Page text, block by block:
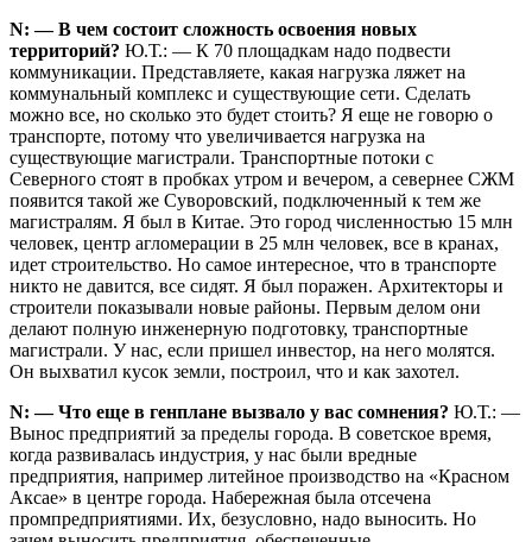
N: — В чем состоит сложность освоения новых
территорий? Ю.Т.: — К 70 площадкам надо подвести
коммуникации. Представляете, какая нагрузка ляжет на
коммунальный комплекс и существующие сети. Сделать
можно все, но сколько это будет стоить? Я еще не говорю о
транспорте, потому что увеличивается нагрузка на
существующие магистрали. Транспортные потоки с
Северного стоят в пробках утром и вечером, а севернее СЖМ
появится такой же Суворовский, подключенный к тем же
магист­ралям. Я был в Китае. Это город численностью 15 млн
человек, центр агломерации в 25 млн человек, все в кранах,
идет строительство. Но самое интересное, что в транспорте
никто не давится, все сидят. Я был поражен. Архитекторы и
строители показывали новые районы. Первым делом они
делают полную инженерную подготовку, транспортные
магистрали. У нас, если пришел инвестор, на него молятся.
Он выхватил кусок земли, построил, что и как захотел.
N: — Что еще в генплане вызвало у вас сомнения? Ю.Т.: —
Вынос предприятий за пределы города. В советское время,
когда развивалась индустрия, у нас были вредные
предприятия, например литейное производство на «Красном
Аксае» в центре города. Набережная была отсечена
промпредприятиями. Их, безусловно, надо выносить. Но